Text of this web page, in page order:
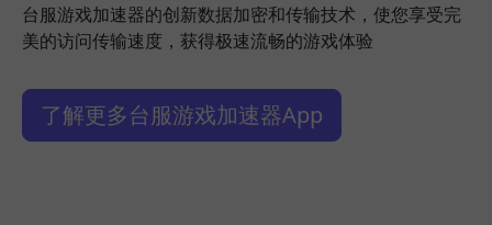
台服游戏加速器的创新数据加密和传输技术，使您享受完
美的访问传输速度，获得极速流畅的游戏体验
了解更多台服游戏加速器App